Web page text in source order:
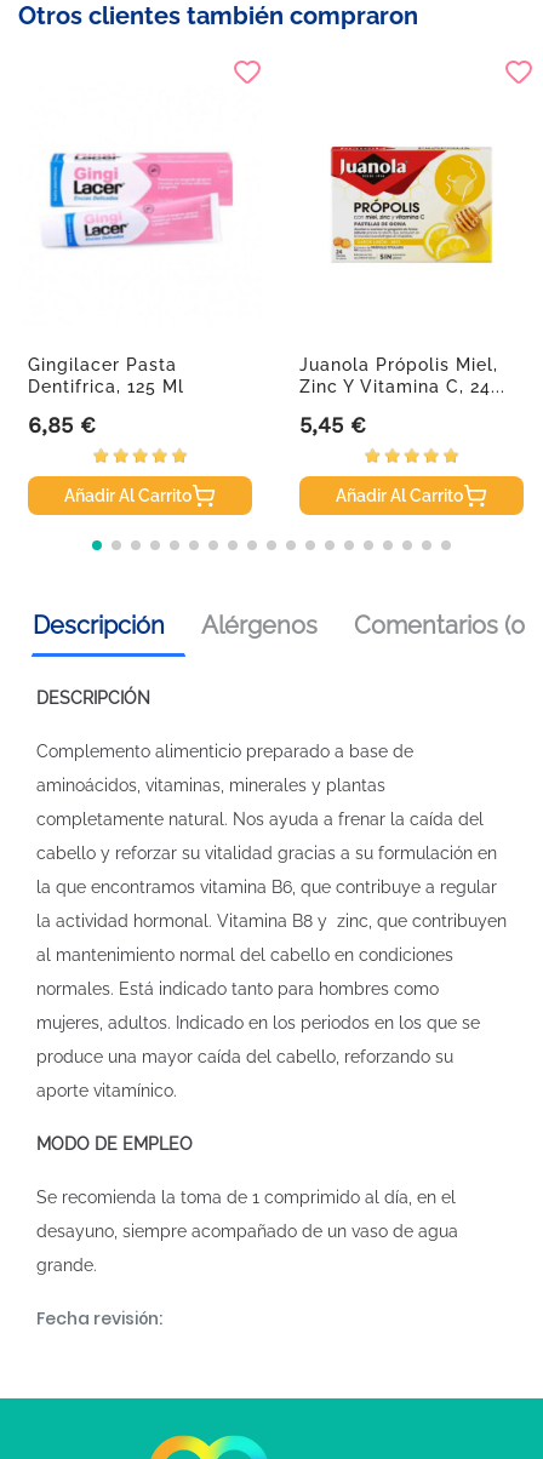
Otros clientes también compraron
Gingilacer Pasta
Dentifrica, 125 Ml
Precio
6,85 €
Añadir Al Carrito
Juanola Própolis Miel,
Zinc Y Vitamina C, 24...
Precio
5,45 €
Añadir Al Carrito
Descripción Alérgenos Comentarios (0)
DESCRIPCIÓN
Complemento alimenticio preparado a base de
aminoácidos, vitaminas, minerales y plantas
completamente natural. Nos ayuda a frenar la caída del
cabello y reforzar su vitalidad gracias a su formulación en
la que encontramos vitamina B6, que contribuye a regular
la actividad hormonal. Vitamina B8 y zinc, que contribuyen
al mantenimiento normal del cabello en condiciones
normales. Está indicado tanto para hombres como
mujeres, adultos. Indicado en los periodos en los que se
produce una mayor caída del cabello, reforzando su
aporte vitamínico.
MODO DE EMPLEO
Se recomienda la toma de 1 comprimido al día, en el
desayuno, siempre acompañado de un vaso de agua
grande.
Fecha revisión: